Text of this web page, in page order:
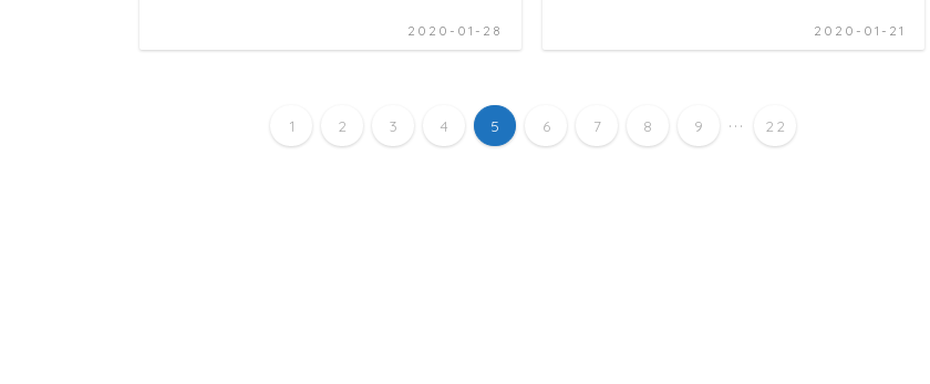
2020-01-28 2020-01-21
1 2 3 4 5 6 7 8 9 ... 22